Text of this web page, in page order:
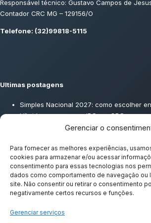
Gerenciar o
Para fornecer as melhores experiências,
cookies para armazenar e/ou acessar
consentimento para essas tecnologias nos
dados como comportamento de navegação ou
site. Não consentir ou retirar o consentimento
negativamente certos recursos e funções.
Gerenciar serviços
Responsável técnico: Gustavo Campos de
Contador CRC MG – 129156/O
Telefone: (32)99818-5115
Ultimas postagens
Simples Nacional 2027: como escolher
Híbrido para pagar o IBS e a CBS
DMED: O que é, quem deve entregar e
Split Payment: o que é e como vai afetar
empresa
Consultoria Tributária: O que é, como
empresa precisa